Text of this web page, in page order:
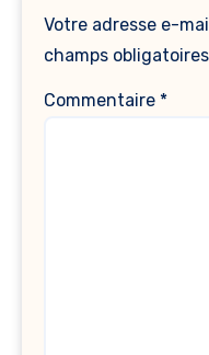
Votre adresse e-
champs
Commentaire *